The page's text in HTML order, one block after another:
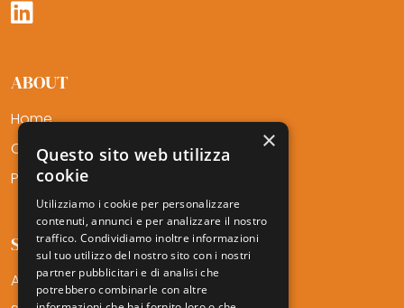
ABOUT
Home
Chi Siamo
Professionisti
SERVIZI AMTF
Aree di Competenza
×
Questo sito web utilizza
cookie
Utilizziamo i cookie per personalizzare
contenuti, annunci e per analizzare il nostro
traffico. Condividiamo inoltre informazioni
sul tuo utilizzo del nostro sito con i nostri
partner pubblicitari e di analisi che
potrebbero combinarle con altre